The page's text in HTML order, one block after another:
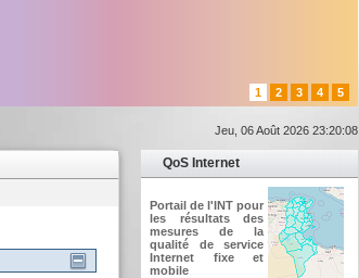
1 2 3 4 5
Jeu, 06 Août 2026 23:20:08
QoS Internet
Portail de l'INT pour
les résultats des
mesures de la
qualité de service
Internet fixe et
mobile